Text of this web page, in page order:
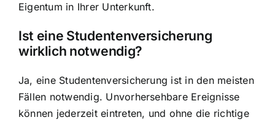
Eigentum in Ihrer Unterkunft.
Ist eine Studentenversicherung
wirklich notwendig?
Ja, eine Studentenversicherung ist in den meisten
Fällen notwendig. Unvorhersehbare Ereignisse
können jederzeit eintreten, und ohne die richtige